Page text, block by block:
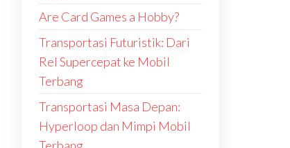
Are Card Games a Hobby?
Transportasi Futuristik: Dari
Rel Supercepat ke Mobil
Terbang
Transportasi Masa Depan:
Hyperloop dan Mimpi Mobil